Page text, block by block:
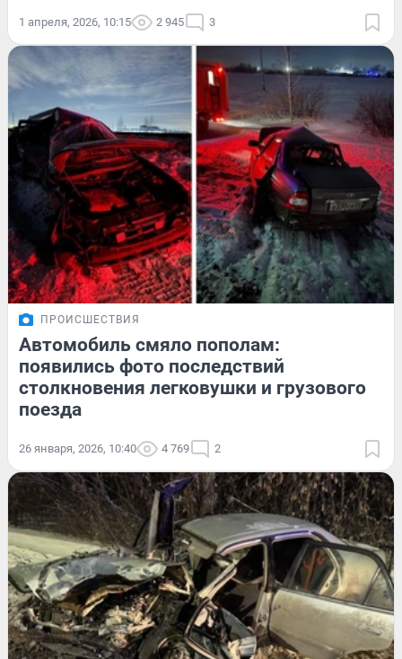
1 апреля, 2026, 10:15 2 945 3
ПРОИСШЕСТВИЯ
Автомобиль смяло пополам:
появились фото последствий
столкновения легковушки и грузового
поезда
26 января, 2026, 10:40 4 769 2